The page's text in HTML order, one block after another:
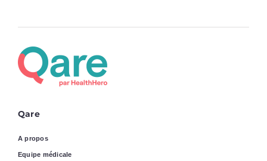
Qare
A propos
Equipe médicale